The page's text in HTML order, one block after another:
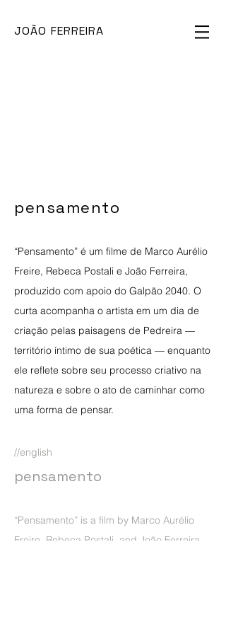
JOÃO FERREIRA
pensamento
“Pensamento” é um filme de Marco Aurélio
Freire, Rebeca Postali e João Ferreira,
produzido com apoio do Galpão 2040. O
curta acompanha o artista em um dia de
criação pelas paisagens de Pedreira —
território íntimo de sua poética — enquanto
ele reflete sobre seu processo criativo na
natureza e sobre o ato de caminhar como
uma forma de pensar.
//english
pensamento
“Pensamento” is a film by Marco Aurélio
Freire, Rebeca Postali, and João Ferreira,